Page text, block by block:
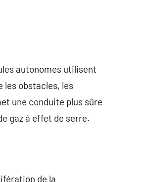
autonomes utilisent
les obstacles, les
une conduite plus sûre
gaz à effet de serre.
de la